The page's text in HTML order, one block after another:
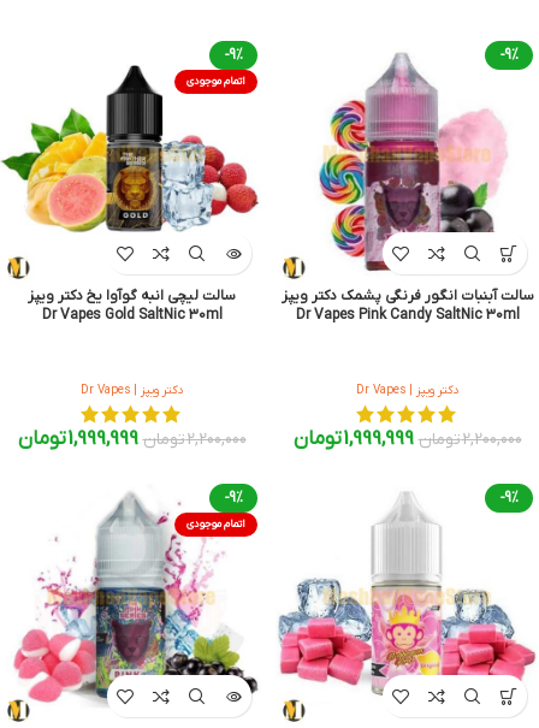
-9%
سالت آبنبات انگور فرنگی پشمک دکتر ویپز
Dr Vapes Pink Candy SaltNic 30ml
دکتر ویپز | Dr Vapes
2,200,000تومان 1,999,999تومان
-9%
اتمام موجودی
سالت لیچی انبه گوآوا یخ دکتر ویپز
Dr Vapes Gold SaltNic 30ml
دکتر ویپز | Dr Vapes
2,200,000تومان 1,999,999تومان
-9%
-9%
اتمام موجودی